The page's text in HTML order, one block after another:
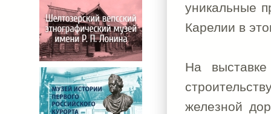
уникальные
Карелии в
На
железной